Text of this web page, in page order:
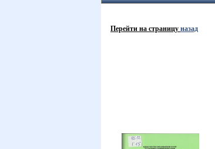
Перейти на страницу назад